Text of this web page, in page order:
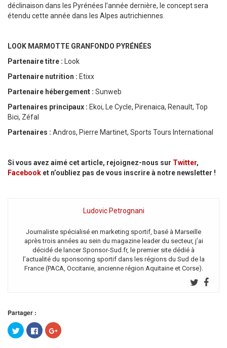
déclinaison dans les Pyrénées l’année dernière, le concept sera
étendu cette année dans les Alpes autrichiennes.
LOOK MARMOTTE GRANFONDO PYRÉNÉES
Partenaire titre :
Look
Partenaire nutrition : Etixx
Partenaire hébergement : Sunweb
Partenaires principaux : Ekoi, Le Cycle, Pirenaica, Renault, Top
Bici, Zéfal
Partenaires : Andros, Pierre Martinet, Sports Tours International
Si vous avez aimé cet article, rejoignez-nous sur Twitter,
Facebook et n’oubliez pas de vous inscrire à notre newsletter !
Ludovic Petrognani
Journaliste spécialisé en marketing sportif, basé à Marseille
après trois années au sein du magazine leader du secteur, j’ai
décidé de lancer Sponsor-Sud.fr, le premier site dédié à
l’actualité du sponsoring sportif dans les régions du Sud de la
France (PACA, Occitanie, ancienne région Aquitaine et Corse).
Partager :
Cliquez
pour
partager
Cliquez
pour
partager
Cliquez
pour